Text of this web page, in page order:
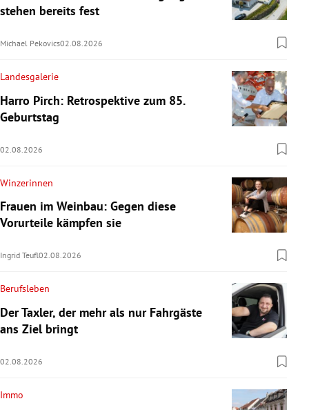
stehen bereits fest
Michael Pekovics02.08.2026
Landesgalerie
Harro Pirch: Retrospektive zum 85.
Geburtstag
02.08.2026
Winzerinnen
Frauen im Weinbau: Gegen diese
Vorurteile kämpfen sie
Ingrid Teufl02.08.2026
Berufsleben
Der Taxler, der mehr als nur Fahrgäste
ans Ziel bringt
02.08.2026
Immo